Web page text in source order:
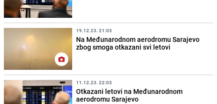
19.12.23. 21:03
Na Međunarodnom aerodromu Sarajevo
zbog smoga otkazani svi letovi
11.12.23. 22:03
Otkazani letovi na Međunarodnom
aerodromu Sarajevo